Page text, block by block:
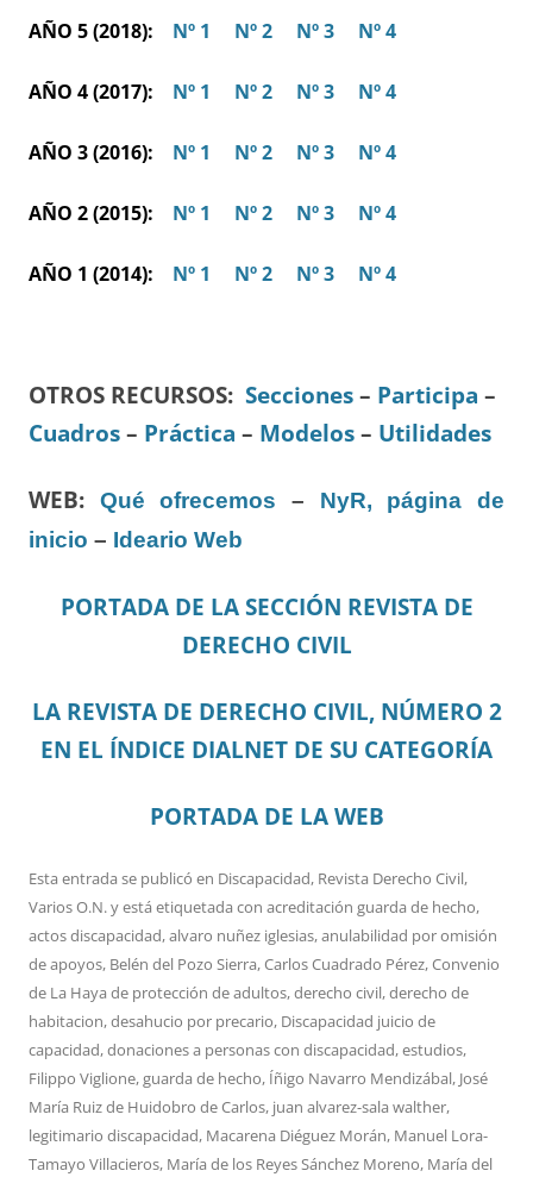
AÑO 5 (2018): Nº 1 Nº 2 Nº 3 Nº 4
AÑO 4 (2017): Nº 1 Nº 2 Nº 3 Nº 4
AÑO 3 (2016): Nº 1 Nº 2 Nº 3 Nº 4
AÑO 2 (2015): Nº 1 Nº 2 Nº 3 Nº 4
AÑO 1 (2014): Nº 1 Nº 2 Nº 3 Nº 4
OTROS RECURSOS: Secciones – Participa –
Cuadros – Práctica – Modelos – Utilidades
WEB: Qué ofrecemos – NyR, página de
inicio – Ideario Web
PORTADA DE LA SECCIÓN REVISTA DE
DERECHO CIVIL
LA REVISTA DE DERECHO CIVIL, NÚMERO 2
EN EL ÍNDICE DIALNET DE SU CATEGORÍA
PORTADA DE LA WEB
Esta entrada se publicó en Discapacidad, Revista Derecho Civil,
Varios O.N.y está etiquetada con acreditación guarda de hecho,
actos discapacidad,alvaro nuñez iglesias,anulabilidad por omisión
de apoyos, Belén del Pozo Sierra,Carlos Cuadrado Pérez,Convenio
de La Haya de protección de adultos,derecho civil,derecho de
habitacion,desahucio por precario, Discapacidad juicio de
capacidad,donaciones a personas con discapacidad,estudios,
Filippo Viglione,guarda de hecho, Íñigo Navarro Mendizábal, José
María Ruiz de Huidobro de Carlos, juan alvarez-sala walther,
legitimario discapacidad, Macarena Diéguez Morán, Manuel Lora-
Tamayo Villacieros, María de los Reyes Sánchez Moreno, María del